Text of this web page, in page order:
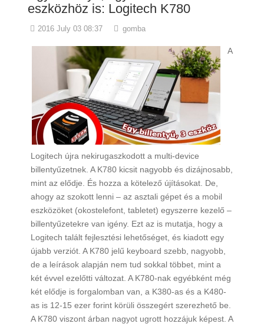
eszközhöz is: Logitech K780
2016 July 03 08:37 gomba
A
Logitech újra nekirugaszkodott a multi-device
billentyűzetnek. A K780 kicsit nagyobb és dizájnosabb,
mint az elődje. És hozza a kötelező újításokat. De,
ahogy az szokott lenni – az asztali gépet és a mobil
eszközöket (okostelefont, tabletet) egyszerre kezelő –
billentyűzetekre van igény. Ezt az is mutatja, hogy a
Logitech talált fejlesztési lehetőséget, és kiadott egy
újabb verziót. A K780 jelű keyboard szebb, nagyobb,
de a leírások alapján nem tud sokkal többet, mint a
két évvel ezelőtti változat. A K780-nak egyébként még
két elődje is forgalomban van, a K380-as és a K480-
as is 12-15 ezer forint körüli összegért szerezhető be.
A K780 viszont árban nagyot ugrott hozzájuk képest. A